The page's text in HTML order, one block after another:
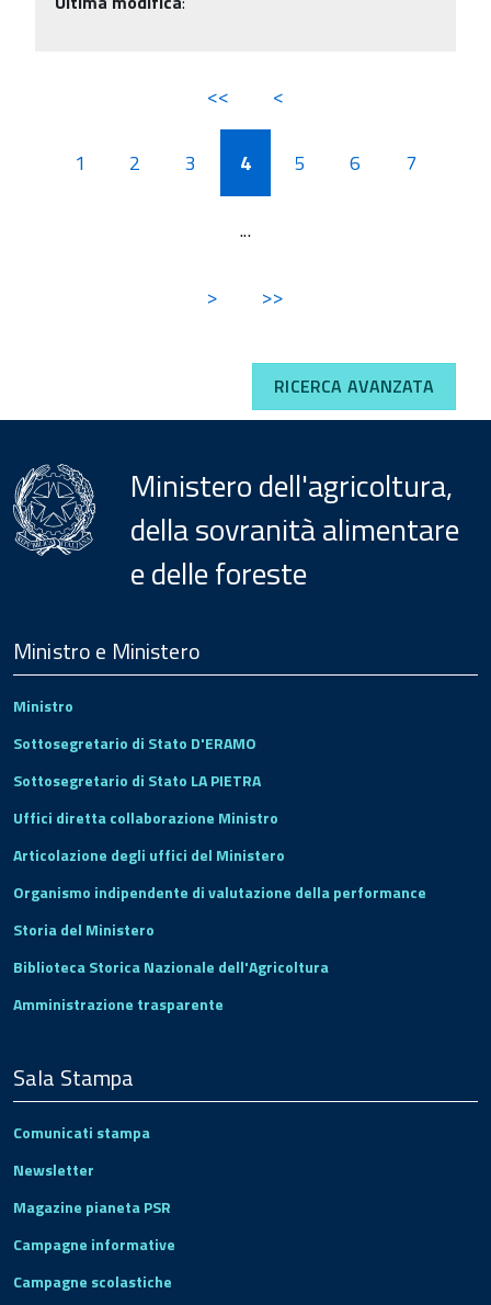
<< <
1 2 3 4 5 6 7
...
> >>
RICERCA AVANZATA
Ministero dell'agricoltura,
della sovranità alimentare
e delle foreste
Footer
Ministro e Ministero
Ministro
Sottosegretario di Stato D'ERAMO
Sottosegretario di Stato LA PIETRA
Uffici diretta collaborazione Ministro
Articolazione degli uffici del Ministero
Organismo indipendente di valutazione della performance
Storia del Ministero
Biblioteca Storica Nazionale dell'Agricoltura
Amministrazione trasparente
Sala Stampa
Comunicati stampa
Newsletter
Magazine pianeta PSR
Campagne informative
Campagne scolastiche